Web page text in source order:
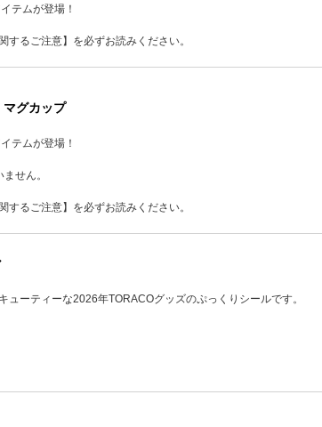
テムが登場！
するご注意】を必ずお読みください。
マグカップ
テムが登場！
せん。
するご注意】を必ずお読みください。
ューティーな2026年TORACOグッズのぷっくりシールです。